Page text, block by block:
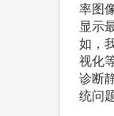
率图
显示
如，
视化
诊断
统问